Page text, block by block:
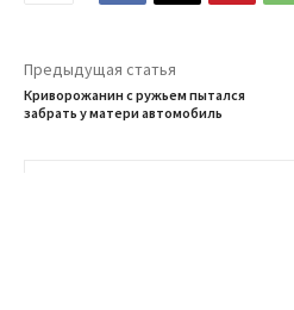
Предыдущая статья
Криворожанин с ружьем пытался
забрать у матери автомобиль